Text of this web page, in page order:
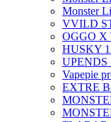
Monster
VVILD
OGGO X
HUSKY
UPENDS
Vapepie
EXTRE
FLABAR